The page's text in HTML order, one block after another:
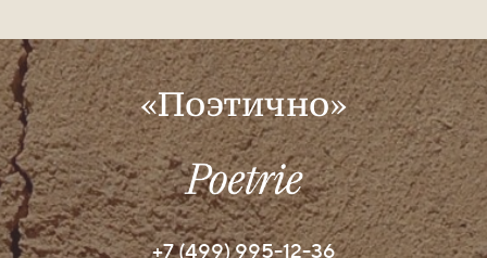
«Поэтично»
+7 (499) 995-12-36